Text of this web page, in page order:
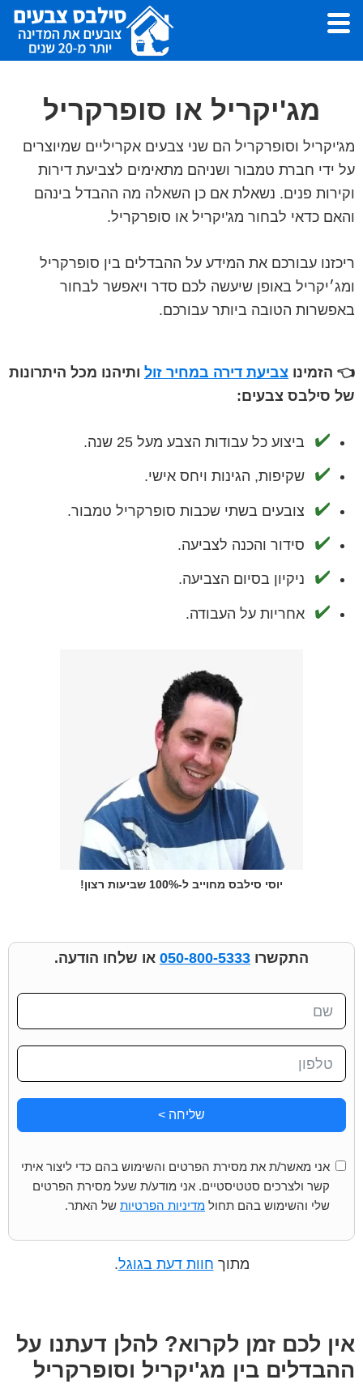
Skip
main
Skip
footer
סילבס
דירה,
ושפכטל
צבעים
מג'יקריל או סופרקריל
מג'יקריל וסופרקריל הם שני צבעים אקריליים שמיוצרים
על ידי חברת טמבור ושניהם מתאימים לצביעת דירות
וקירות פנים. נשאלת אם כן השאלה מה ההבדל בינהם
והאם כדאי לבחור מג'יקריל או סופרקריל.
ריכזנו עבורכם את המידע על ההבדלים בין סופרקריל
ומג׳יקריל באופן שיעשה לכם סדר ויאפשר לבחור
באפשרות הטובה ביותר עבורכם.
👈 הזמינו צביעת דירה במחיר זול ותיהנו מכל היתרונות
של סילבס צבעים:
ביצוע כל עבודות הצבע מעל 25 שנה.
שקיפות, הגינות ויחס אישי.
צובעים בשתי שכבות סופרקריל טמבור.
סידור והכנה לצביעה.
ניקיון בסיום הצביעה.
אחריות על העבודה.
יוסי סילבס מחוייב ל-100% שביעות רצון!
התקשרו 050-800-5333 או שלחו הודעה.
שליחה >
אני מאשר/ת את מסירת הפרטים והשימוש בהם כדי ליצור איתי
קשר ולצרכים סטטיסטיים. אני מודע/ת שעל מסירת הפרטים
שלי והשימוש בהם תחול מדיניות הפרטיות של האתר.
מתוך חוות דעת בגוגל.
אין לכם זמן לקרוא? להלן דעתנו על
ההבדלים בין מג'יקריל וסופרקריל